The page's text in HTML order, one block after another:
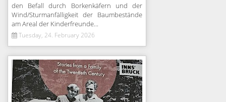
den Befall durch Borkenkäfern und der
Wind/Sturmanfälligkeit der Baumbestände
am Areal der Kinderfreunde...
Tuesday, 24. February 2026